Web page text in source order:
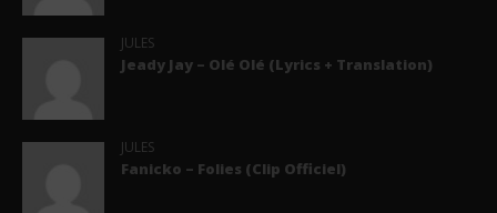
JULES
Jeady Jay – Olé Olé (Lyrics + Translation)
JULES
Fanicko – Folies (Clip Officiel)